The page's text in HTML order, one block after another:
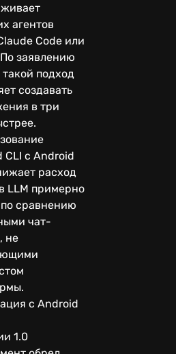
агентов
Code или
заявлению
такой подход
создавать
в три
CLI с Android
расход
LLM примерно
по сравнению
чат-
не
с Android
1.0